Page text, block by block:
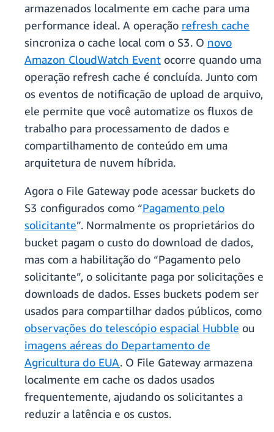
armazenados localmente em cache para uma
performance ideal. A operação refresh cache
sincroniza o cache local com o S3. O novo
Amazon CloudWatch Event ocorre quando uma
operação refresh cache é concluída. Junto com
os eventos de notificação de upload de arquivo,
ele permite que você automatize os fluxos de
trabalho para processamento de dados e
compartilhamento de conteúdo em uma
arquitetura de nuvem híbrida.
Agora o File Gateway pode acessar buckets do
S3 configurados como “Pagamento pelo
solicitante”. Normalmente os proprietários do
bucket pagam o custo do download de dados,
mas com a habilitação do “Pagamento pelo
solicitante”, o solicitante paga por solicitações e
downloads de dados. Esses buckets podem ser
usados para compartilhar dados públicos, como
observações do telescópio espacial Hubble ou
imagens aéreas do Departamento de
Agricultura do EUA. O File Gateway armazena
localmente em cache os dados usados
frequentemente, ajudando os solicitantes a
reduzir a latência e os custos.